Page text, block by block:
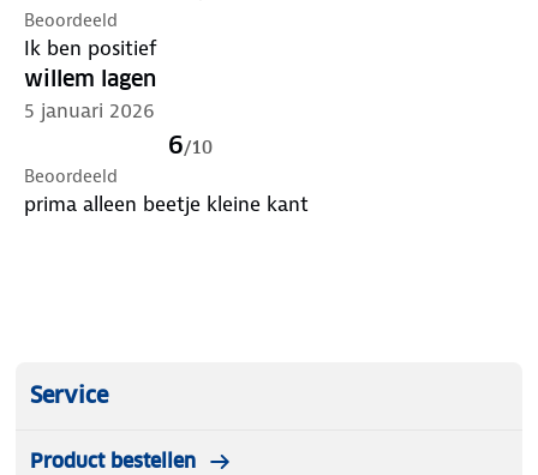
Beoordeeld
Ik ben positief
willem lagen
5 januari 2026
6/10
Beoordeeld
prima alleen beetje kleine kant
Service
Product bestellen